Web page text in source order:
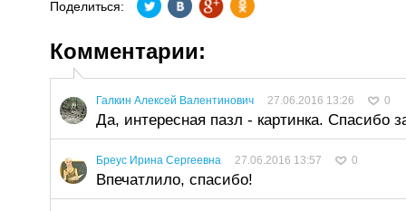
Поделиться:
Комментарии:
Галкин Алексей Валентинович 27.06.2016 13:26 0
Да, интересная пазл - картинка. Спасибо
Бреус Ирина Сергеевна 27.06.2016 13:57 0
Впечатлило, спасибо!